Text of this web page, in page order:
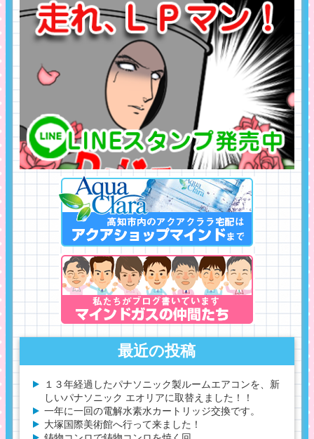
最近の投稿
１３年経過したパナソニック製ルームエアコンを、新
しいパナソニック エオリアに取替えました！！
一年に一回の電解水素水カートリッジ交換です。
大塚国際美術館へ行って来ました！